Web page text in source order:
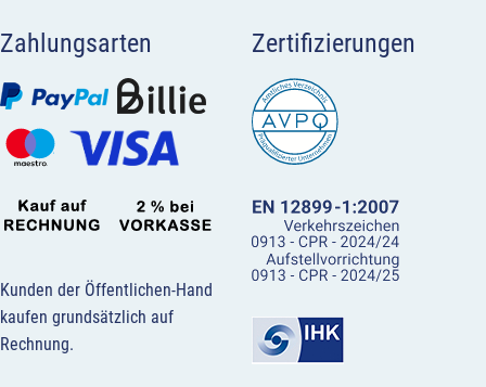
Zahlungsarten
Kunden der Öffentlichen-Hand
kaufen grundsätzlich auf
Rechnung.
Zertifizierungen